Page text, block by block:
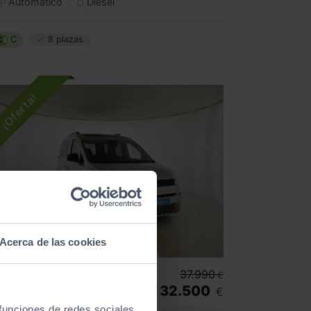
Acerca de las cookies
C 8 plazas
37.990 €
32.500 €